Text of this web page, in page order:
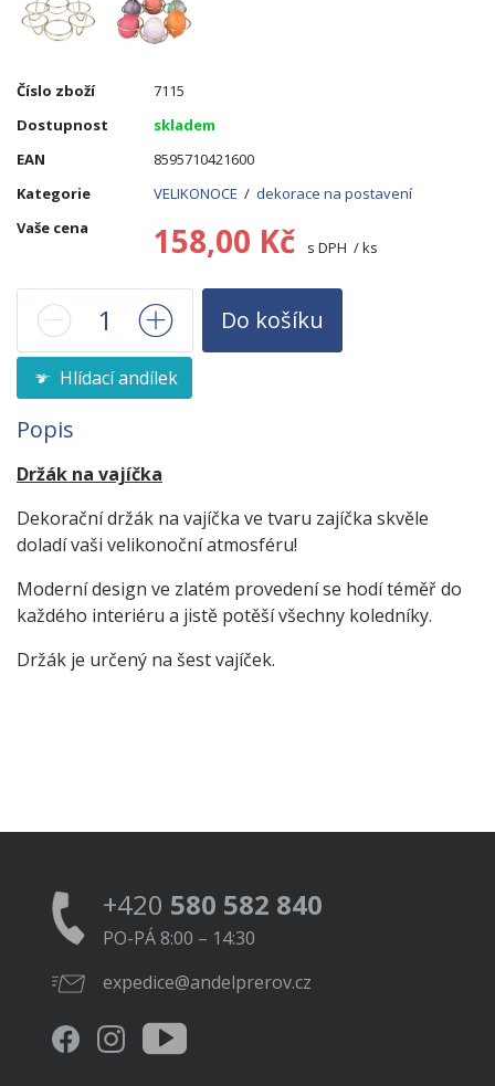
Číslo zboží
7115
Dostupnost
skladem
EAN
8595710421600
Kategorie
VELIKONOCE / dekorace na postavení
Vaše cena
158,00 Kč s DPH / ks
Do košíku
Hlídací andílek
Popis
Držák na vajíčka
Dekorační držák na vajíčka ve tvaru zajíčka skvěle
doladí vaši velikonoční atmosféru!
Moderní design ve zlatém provedení se hodí téměř do
každého interiéru a jistě potěší všechny koledníky.
Držák je určený na šest vajíček.
+420 580 582 840
PO-PÁ 8:00 – 14:30
expedice@andelprerov.cz